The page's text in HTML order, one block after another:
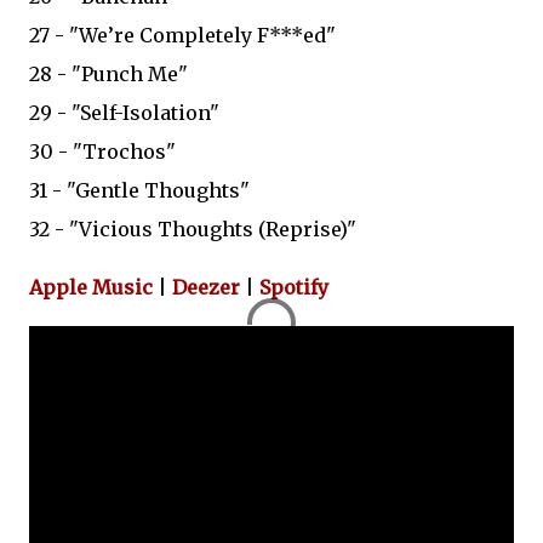
27 - "We’re Completely F***ed"
28 - "Punch Me"
29 - "Self-Isolation"
30 - "Trochos"
31 - "Gentle Thoughts"
32 - "Vicious Thoughts (Reprise)"
Apple Music Deezer Spotify